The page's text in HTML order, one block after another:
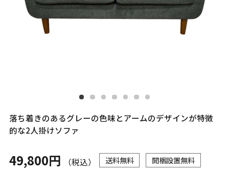
落ち着きのあるグレーの色味とアームのデザインが特徴
的な2人掛けソファ
49,800円 （税込） 送料無料 開梱設置無料